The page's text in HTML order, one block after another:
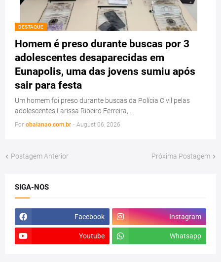
DESTAQUE
Homem é preso durante buscas por 3
adolescentes desaparecidas em
Eunapolis, uma das jovens sumiu após
sair para festa
Um homem foi preso durante buscas da Polícia Civil pelas
adolescentes Larissa Ribeiro Ferreira, …
Por obaianao.com.br - August 06, 2026
Postagem Anterior Próxima Postagem
SIGA-NOS
Facebook Instagram
Youtube Whatsapp